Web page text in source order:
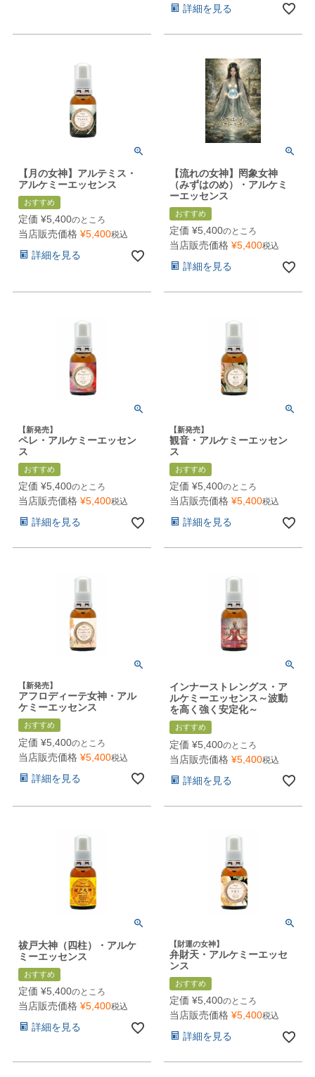
詳細を見る
【月の女神】アルテミス・
アルケミーエッセンス
おすすめ
定価 ¥5,400のところ
当店販売価格 ¥5,400税込
詳細を見る
【流れの女神】罔象女神
（みずはのめ）・アルケミ
ーエッセンス
おすすめ
定価 ¥5,400のところ
当店販売価格 ¥5,400税込
詳細を見る
【新発売】
ペレ・アルケミーエッセン
ス
おすすめ
定価 ¥5,400のところ
当店販売価格 ¥5,400税込
詳細を見る
【新発売】
観音・アルケミーエッセン
ス
おすすめ
定価 ¥5,400のところ
当店販売価格 ¥5,400税込
詳細を見る
【新発売】
アフロディーテ女神・アル
ケミーエッセンス
おすすめ
定価 ¥5,400のところ
当店販売価格 ¥5,400税込
詳細を見る
インナーストレングス・ア
ルケミーエッセンス～波動
を高く強く安定化～
おすすめ
定価 ¥5,400のところ
当店販売価格 ¥5,400税込
詳細を見る
祓戸大神（四柱）・アルケ
ミーエッセンス
おすすめ
定価 ¥5,400のところ
当店販売価格 ¥5,400税込
詳細を見る
【財運の女神】
弁財天・アルケミーエッセ
ンス
おすすめ
定価 ¥5,400のところ
当店販売価格 ¥5,400税込
詳細を見る